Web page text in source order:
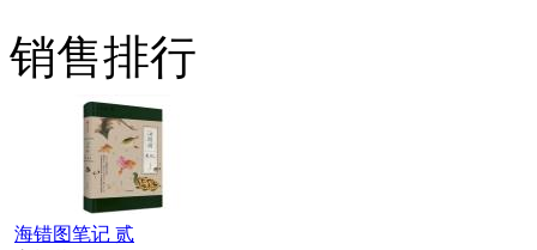
销售排行
海错图笔记 贰